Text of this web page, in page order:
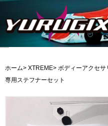
ホーム> XTREME> ボディーアクセサ
専用ステフナーセット